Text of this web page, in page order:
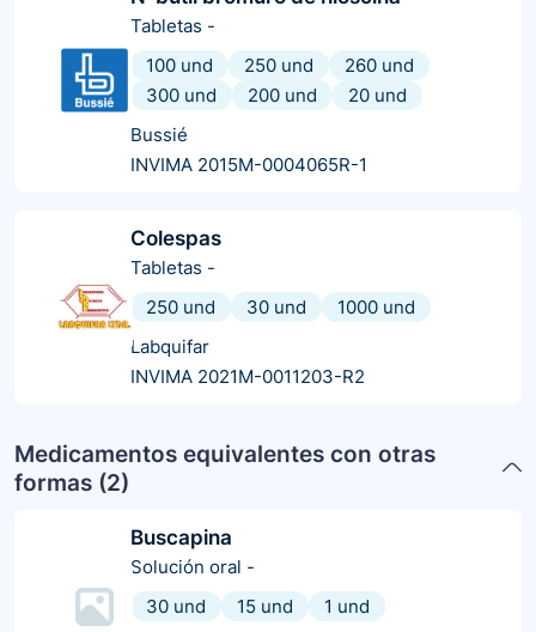
Tabletas -
100 und
250 und
260 und
300 und
200 und
20 und
Bussié
INVIMA 2015M-0004065R-1
Colespas
Tabletas -
250 und
30 und
1000 und
Labquifar
INVIMA 2021M-0011203-R2
Medicamentos equivalentes con otras
formas (2)
Buscapina
Solución oral -
30 und
15 und
1 und